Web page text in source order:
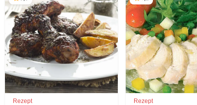
Rezept Rezept